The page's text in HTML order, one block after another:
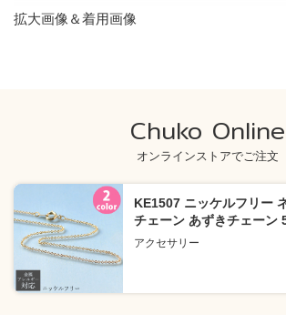
拡大画像＆着用画像
Chuko Online
オンラインストアでご注文
KE1507 ニッケルフリー
チェーン あずきチェーン
アクセサリー